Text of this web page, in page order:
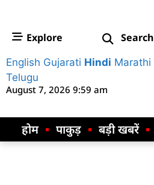
Explore Search
English Gujarati Hindi Marathi
Telugu
August 7, 2026 9:59 am
होम पाकुड़ बड़ी खबरें